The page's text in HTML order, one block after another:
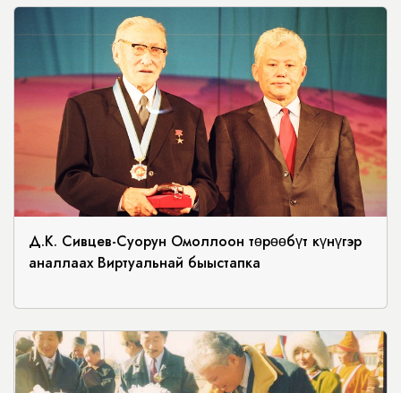
Д.К. Сивцев-Суорун Омоллоон төрөөбүт күнүгэр
аналлаах Виртуальнай быыстапка